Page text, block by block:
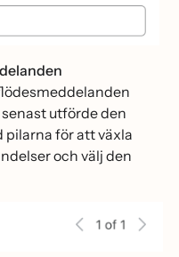
utförde den
pilarna för att växla
och välj den